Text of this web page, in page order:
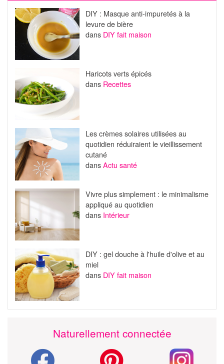
DIY : Masque anti-impuretés à la
levure de bière
dans DIY fait maison
Haricots verts épicés
dans Recettes
Les crèmes solaires utilisées au
quotidien réduiraient le vieillissement
cutané
dansActu santé
Vivre plus simplement : le minimalisme
appliqué au quotidien
dans Intérieur
DIY : gel douche à l'huile d'olive et au
miel
dans DIY fait maison
Naturellement connectée